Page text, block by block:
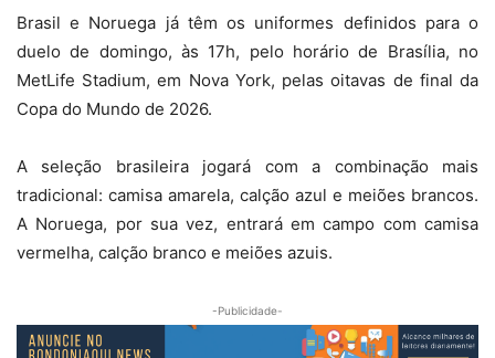
Brasil e Noruega já têm os uniformes definidos para o
duelo de domingo, às 17h, pelo horário de Brasília, no
MetLife Stadium, em Nova York, pelas oitavas de final da
Copa do Mundo de 2026.
A seleção brasileira jogará com a combinação mais
tradicional: camisa amarela, calção azul e meiões brancos.
A Noruega, por sua vez, entrará em campo com camisa
vermelha, calção branco e meiões azuis.
-Publicidade-